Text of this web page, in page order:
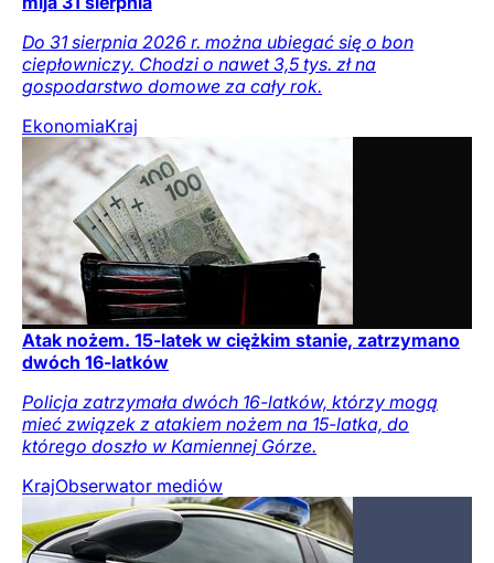
Do 31 sierpnia 2026 r. można ubiegać się o bon
ciepłowniczy. Chodzi o nawet 3,5 tys. zł na
gospodarstwo domowe za cały rok.
EkonomiaKraj
Atak nożem. 15-latek w ciężkim stanie, zatrzymano
dwóch 16-latków
Policja zatrzymała dwóch 16-latków, którzy mogą
mieć związek z atakiem nożem na 15-latka, do
którego doszło w Kamiennej Górze.
KrajObserwator mediów